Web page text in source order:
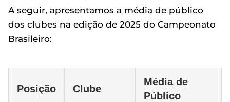
A seguir, apresentamos a média de público
dos clubes na edição de 2025 do Campeonato
Brasileiro:
Posição Clube
Média de
Público